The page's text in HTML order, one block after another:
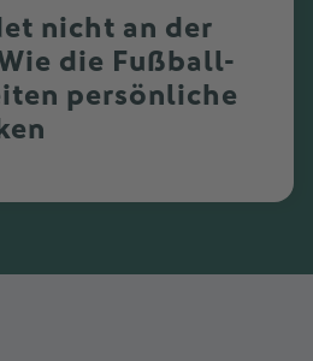
nicht an der
die Fußball-
persönliche